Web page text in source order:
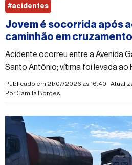
Jovem é socorrida após
caminhão em
Acidente ocorreu entre a Avenida
Santo Antônio; vítima foi levada ao
Publicado em 21/07/2026 às 16:40 -
PorCamila Borges
#acidentes